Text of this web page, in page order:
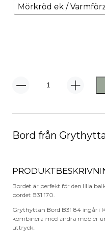
Mörkröd ek /
Grythyttan
Bord från
Bordet är perfekt för den lilla
bordet B31 170.
Grythyttan Bord B31 84 ingår i
kombinera med andra möbler
uttryck.